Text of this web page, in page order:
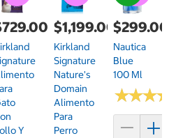
Y
$1,199.00
Kirkland
Signature
Nature's
Domain
Alimento
Para
Perro
$299.00
Nautica
Blue
100 Ml
★★★
★★★